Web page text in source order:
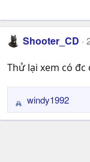
Shooter_CD
Thử lại xem có đc
R
e
windy1992